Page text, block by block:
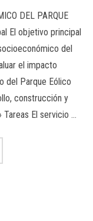
DEL PARQUE
El objetivo principal
del
el impacto
del Parque Eólico
construcción y
Tareas El servicio …